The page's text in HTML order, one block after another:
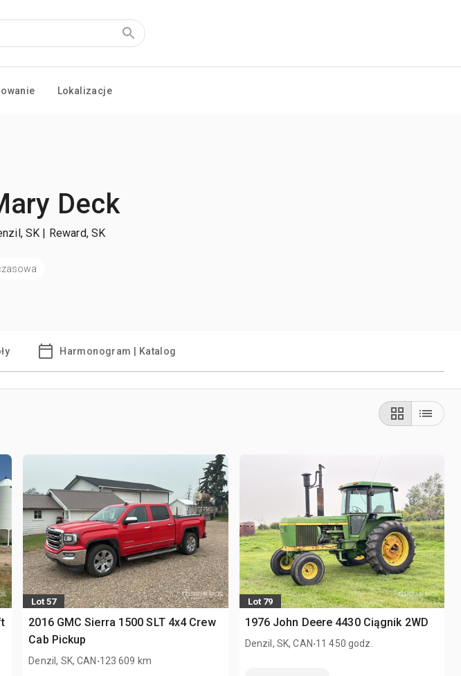
Lokalizacje
Deck
SK | Reward, SK
Harmonogram | Katalog
Lot 57
2016 GMC Sierra 1500 SLT 4x4 Crew
Cab Pickup
Denzil, SK, CAN .123 609 km
Lot 79
1976 John Deere 4430 Ciągnik 2WD
Denzil, SK, CAN.11 450 godz.